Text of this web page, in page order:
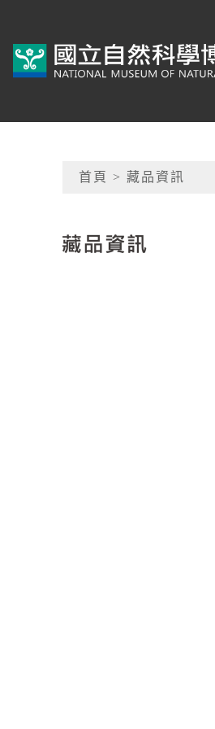
典藏網-國立
網頁導覽
首頁 > 藏品資訊